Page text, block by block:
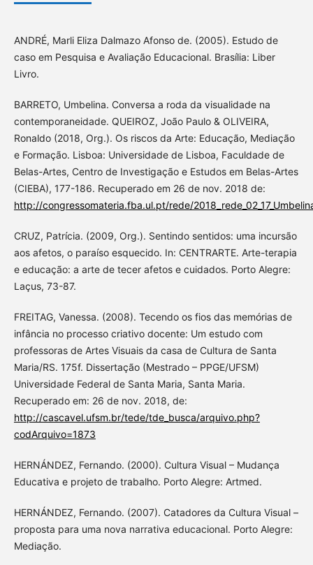
ANDRÉ, Marli Eliza Dalmazo Afonso de. (2005). Estudo de
caso em Pesquisa e Avaliação Educacional. Brasília: Liber
Livro.
BARRETO, Umbelina. Conversa a roda da visualidade na
contemporaneidade. QUEIROZ, João Paulo & OLIVEIRA,
Ronaldo (2018, Org.). Os riscos da Arte: Educação, Mediação
e Formação. Lisboa: Universidade de Lisboa, Faculdade de
Belas-Artes, Centro de Investigação e Estudos em Belas-Artes
(CIEBA), 177-186. Recuperado em 26 de nov. 2018 de:
http://congressomateria.fba.ul.pt/rede/
CRUZ, Patrícia. (2009, Org.). Sentindo sentidos: uma incursão
aos afetos, o paraíso esquecido. In: CENTRARTE. Arte-terapia
e educação: a arte de tecer afetos e cuidados. Porto Alegre:
Laçus, 73-87.
FREITAG, Vanessa. (2008). Tecendo os fios das memórias de
infância no processo criativo docente: Um estudo com
professoras de Artes Visuais da casa de Cultura de Santa
Maria/RS. 175f. Dissertação (Mestrado – PPGE/UFSM)
Universidade Federal de Santa Maria, Santa Maria.
Recuperado em: 26 de nov. 2018, de:
http://cascavel.ufsm.br/tede/tde_busca/arquivo.php?
codArquivo=1873
HERNÁNDEZ, Fernando. (2000). Cultura Visual – Mudança
Educativa e projeto de trabalho. Porto Alegre: Artmed.
HERNÁNDEZ, Fernando. (2007). Catadores da Cultura Visual –
proposta para uma nova narrativa educacional. Porto Alegre:
Mediação.